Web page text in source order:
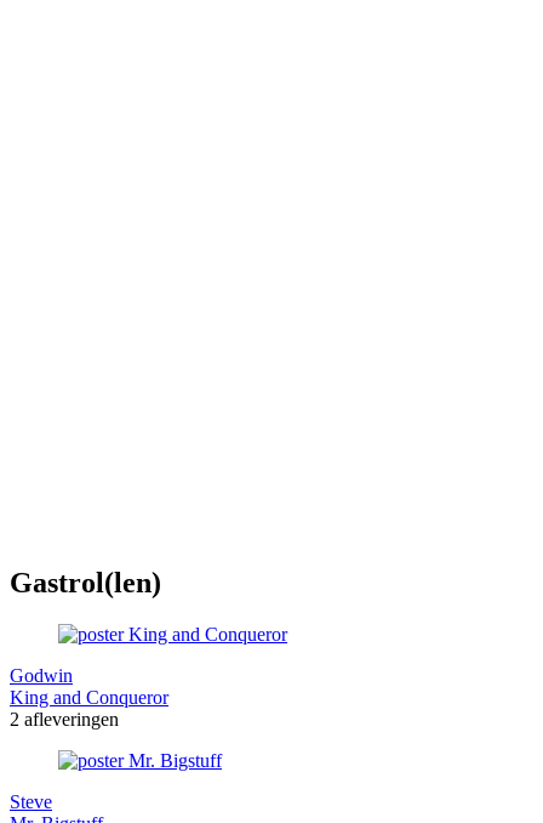
Gastrol(len)
Godwin
King and Conqueror
2 afleveringen
Steve